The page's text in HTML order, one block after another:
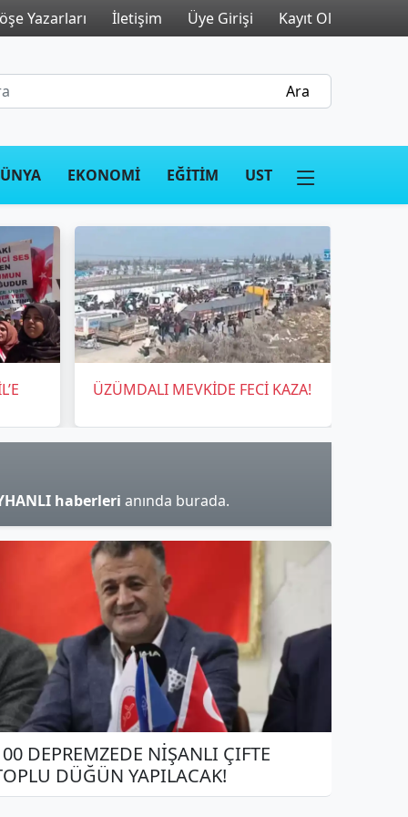
Yazarları İletişim Üye Girişi Kayıt Ol
EKONOMİ EĞİTİM UST
ÜZÜMDALI MEVKİDE FECİ KAZA!
haberleri anında burada.
DEPREMZEDE NİŞANLI ÇIFTE
DÜĞÜN YAPILACAK!